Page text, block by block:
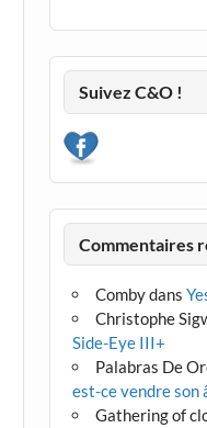
Suivez C&O !
Commentaires
Combydans
Christophe
Side-Eye III+
Palabras De
est-ce vendre son
Gathering of